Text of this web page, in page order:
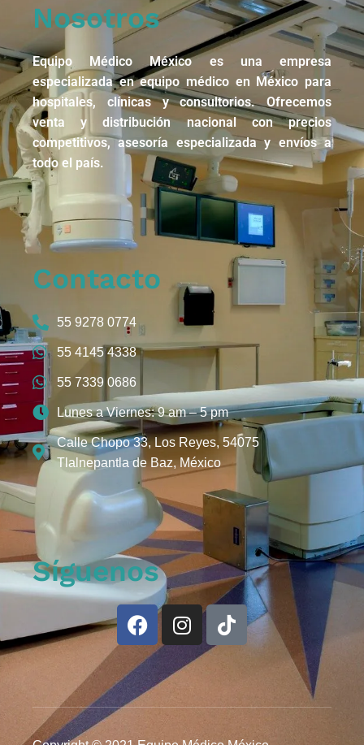
Nosotros
Equipo Médico México es una empresa
especializada en equipo médico en México para
hospitales, clínicas y consultorios. Ofrecemos
venta y distribución nacional con precios
competitivos, asesoría especializada y envíos a
todo el país.
Contacto
55 9278 0774
55 4145 4338
55 7339 0686
Lunes a Viernes: 9 am – 5 pm
Calle Chopo 33, Los Reyes, 54075
Tlalnepantla de Baz, México
Síguenos